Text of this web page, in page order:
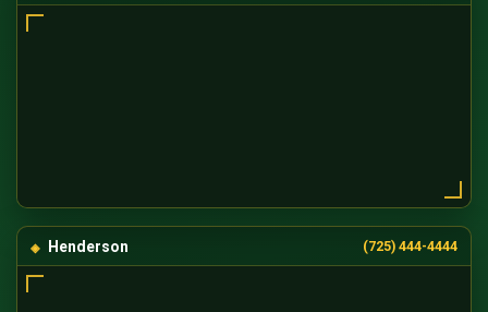
Henderson (725) 444-4444